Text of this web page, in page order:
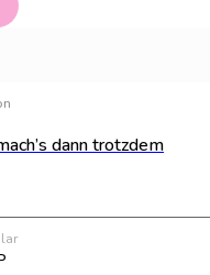
dann trotzdem